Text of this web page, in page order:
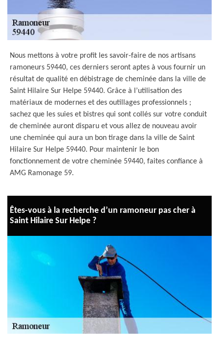
Nous mettons à votre profit les savoir-faire de nos artisans
ramoneurs 59440, ces derniers seront aptes à vous fournir un
résultat de qualité en débistrage de cheminée dans la ville de
Saint Hilaire Sur Helpe 59440. Grâce à l’utilisation des
matériaux de modernes et des outillages professionnels ;
sachez que les suies et bistres qui sont collés sur votre conduit
de cheminée auront disparu et vous allez de nouveau avoir
une cheminée qui aura un bon tirage dans la ville de Saint
Hilaire Sur Helpe 59440. Pour maintenir le bon
fonctionnement de votre cheminée 59440, faites confiance à
AMG Ramonage 59.
Êtes-vous à la recherche d’un ramoneur pas cher à
Saint Hilaire Sur Helpe ?